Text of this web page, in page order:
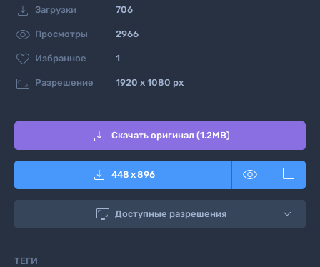
 Загрузки 706
 Просмотры 2966
 Избранное 1
 Разрешение 1920 x 1080 px
 Скачать оригинал (1.2MB)
 448 x896  
 Доступные разрешения
ТЕГИ